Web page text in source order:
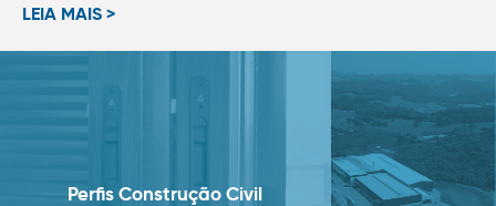
LEIA MAIS >
Perfis Construção Civil